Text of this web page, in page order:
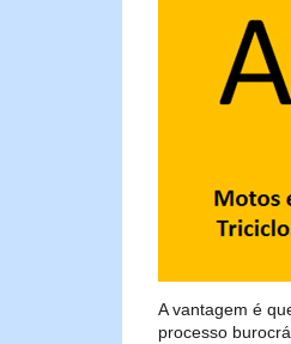
A vantagem é
processo